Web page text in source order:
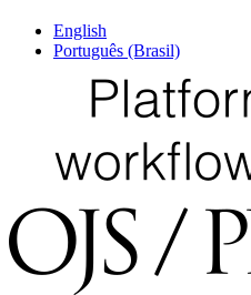
English
Português (Brasil)